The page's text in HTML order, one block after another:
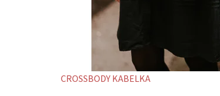
CROSSBODY KABELKA